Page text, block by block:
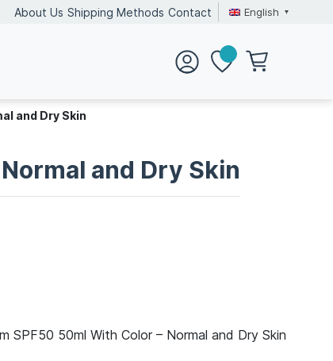
About Us Shipping Methods Contact English
and Dry Skin
and Dry Skin
SPF50 50ml With Color – Normal and Dry Skin